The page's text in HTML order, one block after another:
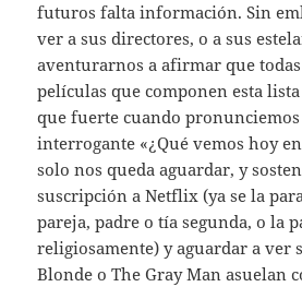
futuros falta información. Sin
ver a sus directores, o a sus
aventurarnos a afirmar que todas
películas que componen esta
que fuerte cuando pronunciemos
interrogante «¿Qué vemos hoy
solo nos queda aguardar, y
suscripción a Netflix (ya se la
pareja, padre o tía segunda, o la
religiosamente) y aguardar a ver
Blonde o The Gray Man asuelan